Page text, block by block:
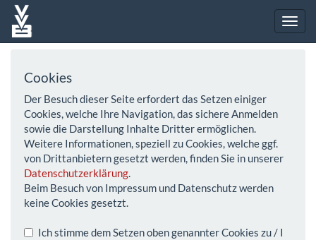
Cookies
Der Besuch dieser Seite erfordert das Setzen einiger
Cookies, welche Ihre Navigation, das sichere Anmelden
sowie die Darstellung Inhalte Dritter ermöglichen.
Weitere Informationen, speziell zu Cookies, welche ggf.
von Drittanbietern gesetzt werden, finden Sie in unserer
Datenschutzerklärung.
Beim Besuch von Impressum und Datenschutz werden
keine Cookies gesetzt.
Ich stimme dem Setzen oben genannter Cookies zu / I